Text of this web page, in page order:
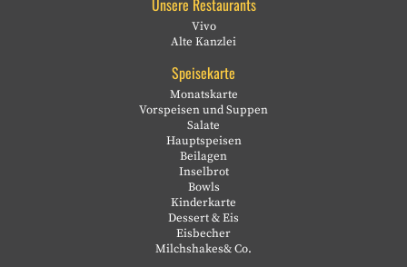
Vivo
Alte Kanzlei
Speisekarte
Monatskarte
Vorspeisen und Suppen
Salate
Hauptspeisen
Beilagen
Inselbrot
Bowls
Kinderkarte
Dessert & Eis
Eisbecher
Milchshakes& Co.